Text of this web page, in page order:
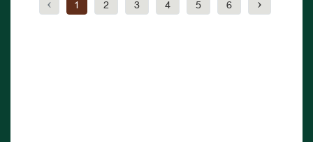
หลวง
‹ 1 2 3 4 5 6 ›